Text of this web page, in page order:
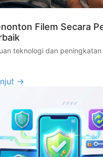
Filem Secara
teknologi dan
→